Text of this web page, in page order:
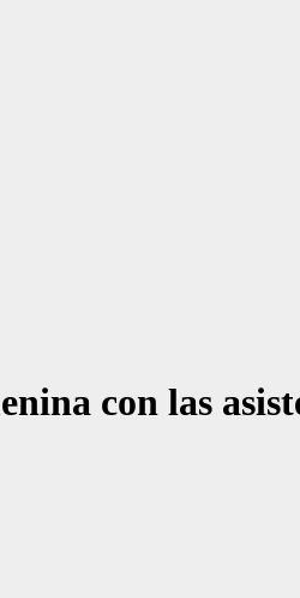
con las